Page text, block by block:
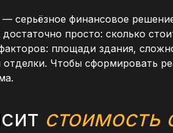
серьёзное финансовое
просто: сколько
площади здания,
Чтобы сформировать
стоимость